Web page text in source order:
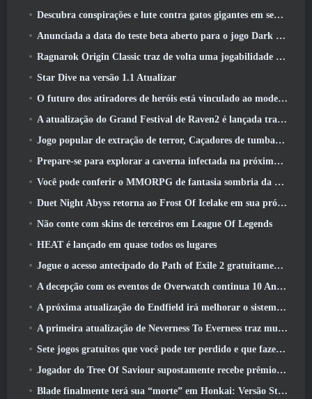
Descubra conspirações e lute contra gatos gigantes em seu tempo de inatividade na última atualização de Where Winds Meet
Anunciada a data do teste beta aberto para o jogo Dark Fantasy Extraction, Caçador da Névoa
Ragnarok Origin Classic traz de volta uma jogabilidade justa de MMORPG e CBT abre em junho 4
Star Dive na versão 1.1 Atualizar
O futuro dos atiradores de heróis está vinculado ao modelo de serviço ao vivo F2P?
A atualização do Grand Festival de Raven2 é lançada trazendo consigo a nova classe Warlord
Jogo popular de extração de terror, Caçadores de tumbas, Lançamentos no Ocidente
Prepare-se para explorar a caverna infectada na próxima atualização do Eterspire
Você pode conferir o MMORPG de fantasia sombria da Nexon, Embers Of The Uncrown, durante o Steam Next Fest
Duet Night Abyss retorna ao Frost Of Icelake em sua próxima atualização Steampunk
Não conte com skins de terceiros em League Of Legends
HEAT é lançado em quase todos os lugares
Jogue o acesso antecipado do Path of Exile 2 gratuitamente neste fim de semana
A decepção com os eventos de Overwatch continua 10 Aniversário do ano
A próxima atualização do Endfield irá melhorar o sistema de fábrica
A primeira atualização de Neverness To Everness traz muito para a mesa
Sete jogos gratuitos que você pode ter perdido e que fazem parte do Steam Ocean Fest
Jogador do Tree Of Saviour supostamente recebe prêmio especial por gastar US$ 100 mil no jogo
Blade finalmente terá sua “morte” em Honkai: Versão Star Rail 4.3